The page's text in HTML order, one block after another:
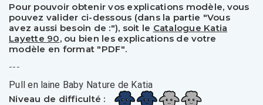
Pour pouvoir obtenir vos explications modèle, vous
pouvez valider ci-dessous (dans la partie "Vous
avez aussi besoin de :"), soit le Catalogue Katia
Layette 90, ou bien les explications de votre
modèle en format "PDF".
---
Pull en laine Baby Nature de Katia
Niveau de difficulté :